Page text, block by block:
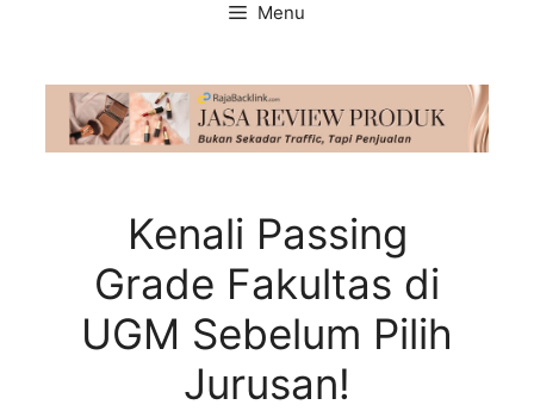
Menu
Kenali Passing
Grade Fakultas di
UGM Sebelum Pilih
Jurusan!